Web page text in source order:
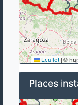
Leaflet | ©
Places